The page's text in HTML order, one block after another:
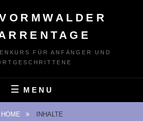
FÜR ANFÄNGER UND
MENU
HOME INHALTE